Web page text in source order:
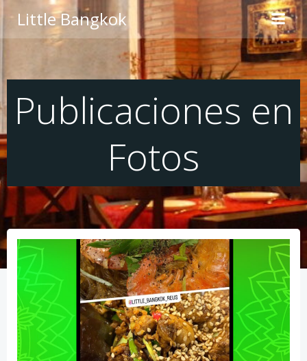
Saltar
al
contenido
Little Bangkok
Publicaciones en
Fotos